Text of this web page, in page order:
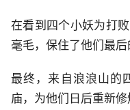
在看到四个小妖为打
毫毛，保住了他们最后
最终，来自浪浪山的
庙，为他们日后重新修